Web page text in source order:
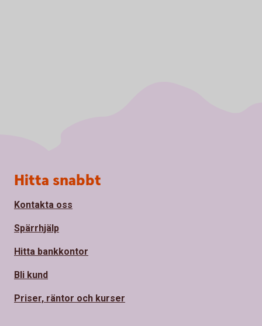
Sidfot
Hitta snabbt
Kontakta oss
Spärrhjälp
Hitta bankkontor
Bli kund
Priser, räntor och kurser